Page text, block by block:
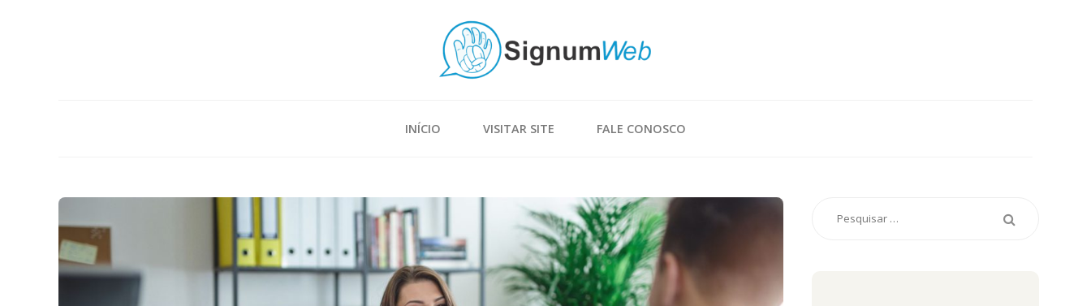
INÍCIO VISITAR SITE FALE CONOSCO